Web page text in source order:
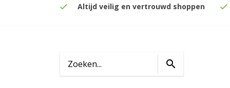
Altijd veilig en vertrouwd shoppen